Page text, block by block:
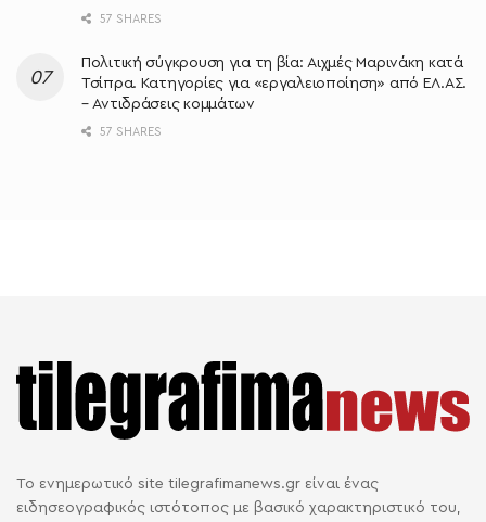
57 SHARES
Πολιτική σύγκρουση για τη βία: Αιχμές Μαρινάκη κατά
Τσίπρα. Κατηγορίες για «εργαλειοποίηση» από ΕΛ.ΑΣ.
– Αντιδράσεις κομμάτων
57 SHARES
Το ενημερωτικό site tilegrafimanews.gr είναι ένας
ειδησεογραφικός ιστότοπος με βασικό χαρακτηριστικό του,